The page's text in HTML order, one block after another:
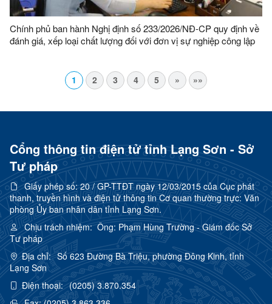
Chính phủ ban hành Nghị định số 233/2026/NĐ-CP quy định về
đánh giá, xếp loại chất lượng đối với đơn vị sự nghiệp công lập
1 2 3 4 5 » »»
Cổng thông tin điện tử tỉnh Lạng Sơn - Sở
Tư pháp
Giấy phép số:20 / GP-TTĐT ngày 12/03/2015 của Cục phát
thanh, truyền hình và điện tử thông tin Cơ quan thường trực: Văn
phòng Ủy ban nhân dân tỉnh Lạng Sơn.
Chịu trách nhiệm:Ông: Phạm Hùng Trường - Giám đốc Sở
Tư pháp
Địa chỉ: Số 623 Đường Bà Triệu, phường Đông Kinh, tỉnh
Lạng Sơn
Điện thoại: (0205) 3.870.354